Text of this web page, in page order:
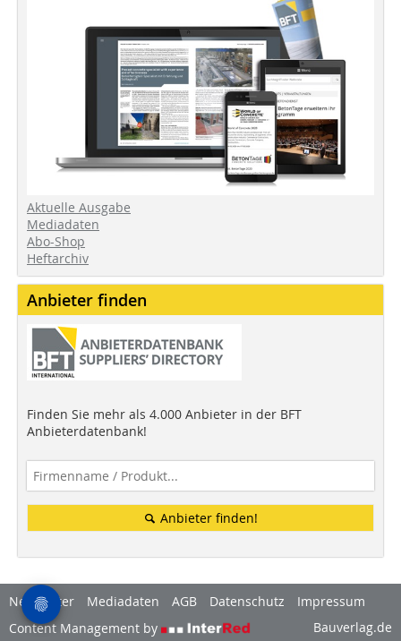
Aktuelle Ausgabe
Mediadaten
Abo-Shop
Heftarchiv
Anbieter finden
Finden Sie mehr als 4.000 Anbieter in der BFT
Anbieterdatenbank!
Anbieter finden!
Newsletter Mediadaten AGB Datenschutz
Impressum
Content Management by
Bauverlag.de